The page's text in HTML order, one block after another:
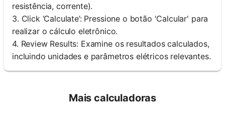
resistência, corrente).
3. Click ‘Calculate’: Pressione o botão 'Calcular' para
realizar o cálculo eletrônico.
4. Review Results: Examine os resultados calculados,
incluindo unidades e parâmetros elétricos relevantes.
Mais calculadoras